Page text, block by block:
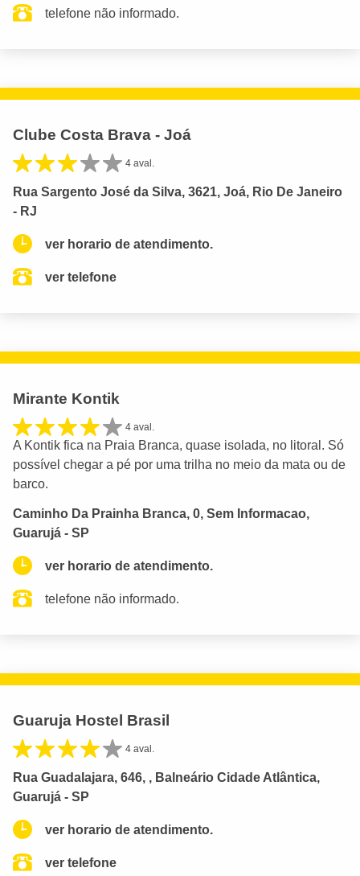
telefone não informado.
Clube Costa Brava - Joá
4 aval.
Rua Sargento José da Silva, 3621, Joá, Rio De Janeiro
- RJ
ver horario de atendimento.
ver telefone
Mirante Kontik
4 aval.
A Kontik fica na Praia Branca, quase isolada, no litoral. Só
possível chegar a pé por uma trilha no meio da mata ou de
barco.
Caminho Da Prainha Branca, 0, Sem Informacao,
Guarujá - SP
ver horario de atendimento.
telefone não informado.
Guaruja Hostel Brasil
4 aval.
Rua Guadalajara, 646, , Balneário Cidade Atlântica,
Guarujá - SP
ver horario de atendimento.
ver telefone